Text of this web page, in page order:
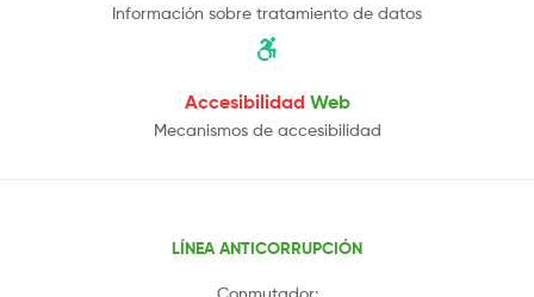
Información sobre tratamiento de datos
Accesibilidad Web
Mecanismos de accesibilidad
LÍNEA ANTICORRUPCIÓN
Conmutador: